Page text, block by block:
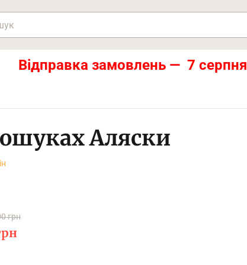
Відправка замовлень — 7 серпня
Аляски
грн